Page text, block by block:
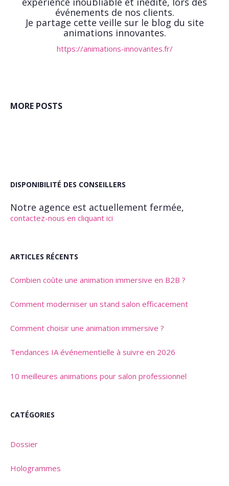
événements de nos clients.
Je partage cette veille sur le blog du site
animations innovantes.
https://animations-innovantes.fr/
MORE POSTS
DISPONIBILITÉ DES CONSEILLERS
Notre agence est actuellement fermée,
contactez-nous en cliquant ici
ARTICLES RÉCENTS
Combien coûte une animation immersive en B2B ?
Comment moderniser un stand salon efficacement
Comment choisir une animation immersive ?
Tendances IA événementielle à suivre en 2026
10 meilleures animations pour salon professionnel
CATÉGORIES
Dossier
Hologrammes